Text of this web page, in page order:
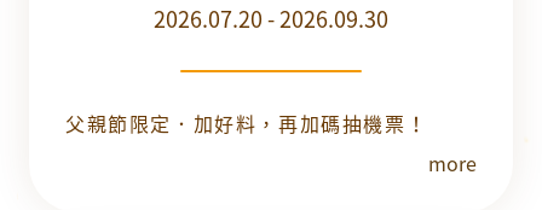
2026.07.20 - 2026.09.30
父親節限定．加好料，再加碼抽機票！
more